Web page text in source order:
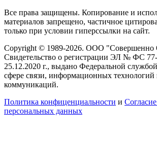
Все права защищены. Копирование и
материалов запрещено, частичное
только при условии гиперссылки на сайт.
Copyright © 1989-2026. ООО "Совершенно
Свидетельство о регистрации ЭЛ № ФС
25.12.2020 г., выдано Федеральной
сфере связи, информационных
коммуникаций.
Политика конфиценциальности и
персональных данных